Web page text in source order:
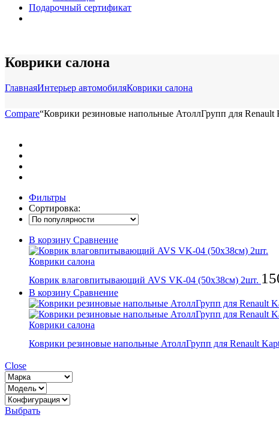
Подарочный сертификат
Коврики салона
ГлавнаяИнтерьер автомобиляКоврики салона
Compare“Коврики резиновые напольные АтоллГрупп для Renault
Фильтры
Сортировка:
В корзину Сравнение
Коврики салона
Коврик влаговпитывающий AVS VK-04 (50х38см) 2шт.
В корзину Сравнение
Коврики салона
Коврики резиновые напольные АтоллГрупп для Renault
Close
Выбрать